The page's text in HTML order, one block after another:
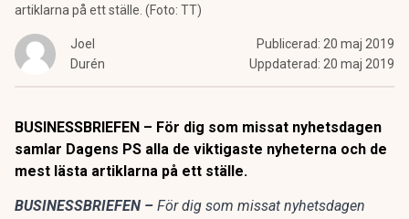
artiklarna på ett ställe. (Foto: TT)
Joel
Durén
Publicerad: 20 maj 2019
Uppdaterad: 20 maj 2019
BUSINESSBRIEFEN – För dig som missat nyhetsdagen
samlar Dagens PS alla de viktigaste nyheterna och de
mest lästa artiklarna på ett ställe.
BUSINESSBRIEFEN – För dig som missat nyhetsdagen